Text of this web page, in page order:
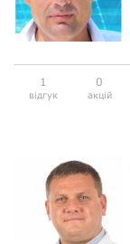
1
відгук
0
акцій